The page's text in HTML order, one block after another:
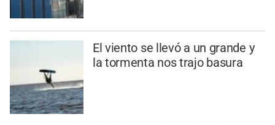
El viento se llevó a un grande y
la tormenta nos trajo basura